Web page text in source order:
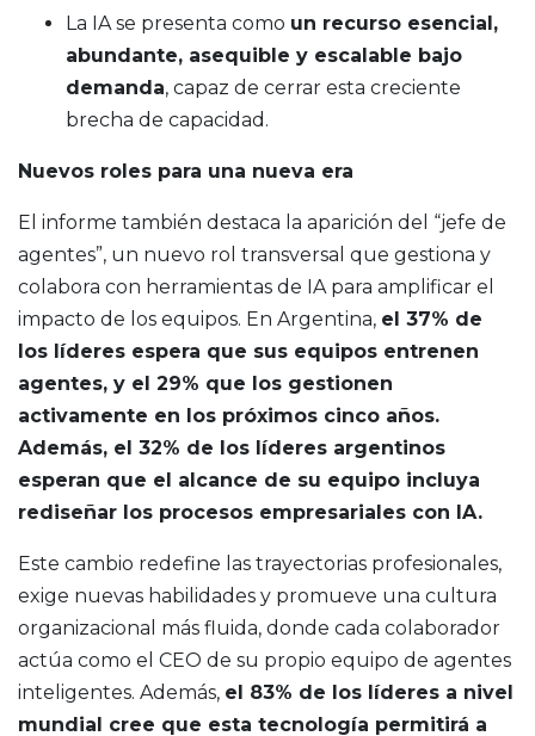
La IA se presenta como un recurso esencial,
abundante, asequible y escalable bajo
demanda, capaz de cerrar esta creciente
brecha de capacidad.
Nuevos roles para una nueva era
El informe también destaca la aparición del “jefe de
agentes”, un nuevo rol transversal que gestiona y
colabora con herramientas de IA para amplificar el
impacto de los equipos. En Argentina, el 37% de
los líderes espera que sus equipos entrenen
agentes, y el 29% que los gestionen
activamente en los próximos cinco años.
Además, el 32% de los líderes argentinos
esperan que el alcance de su equipo incluya
rediseñar los procesos empresariales con IA.
Este cambio redefine las trayectorias profesionales,
exige nuevas habilidades y promueve una cultura
organizacional más fluida, donde cada colaborador
actúa como el CEO de su propio equipo de agentes
inteligentes. Además, el 83% de los líderes a nivel
mundial cree que esta tecnología permitirá a